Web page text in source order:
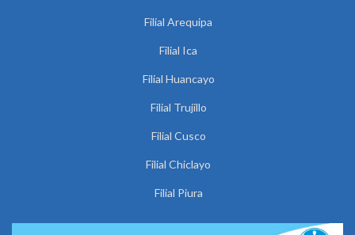
Filial Arequipa
Filial Ica
Filial Huancayo
Filial Trujillo
Filial Cusco
Filial Chiclayo
Filial Piura